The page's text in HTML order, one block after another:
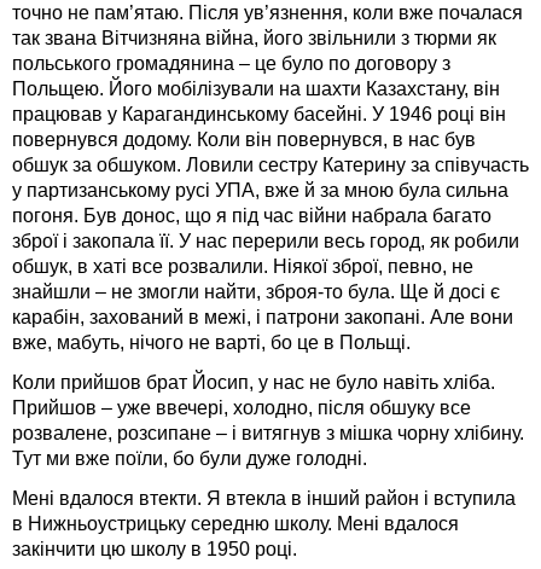
точно не пам’ятаю. Після ув’язнення, коли вже почалася
так звана Вітчизняна війна, його звільнили з тюрми як
польського громадянина – це було по договору з
Польщею. Його мобілізували на шахти Казахстану, він
працював у Карагандинському басейні. У 1946 році він
повернувся додому. Коли він повернувся, в нас був
обшук за обшуком. Ловили сестру Катерину за співучасть
у партизанському русі УПА, вже й за мною була сильна
погоня. Був донос, що я під час війни набрала багато
зброї і закопала її. У нас перерили весь город, як робили
обшук, в хаті все розвалили. Ніякої зброї, певно, не
знайшли – не змогли найти, зброя-то була. Ще й досі є
карабін, захований в межі, і патрони закопані. Але вони
вже, мабуть, нічого не варті, бо це в Польщі.
Коли прийшов брат Йосип, у нас не було навіть хліба.
Прийшов – уже ввечері, холодно, після обшуку все
розвалене, розсипане – і витягнув з мішка чорну хлібину.
Тут ми вже поїли, бо були дуже голодні.
Мені вдалося втекти. Я втекла в інший район і вступила
в Нижньоустрицьку середню школу. Мені вдалося
закінчити цю школу в 1950 році.